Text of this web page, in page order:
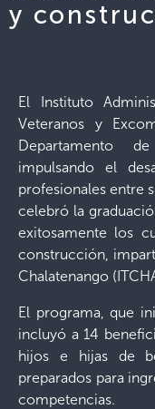
y
El Instituto
Veteranos y
Departamento
impulsando el
profesionales entre
celebró la
exitosamente los
construcción,
Chalatenango
El programa, que
incluyó a 14
hijos e hijas de
preparados para
competencias.